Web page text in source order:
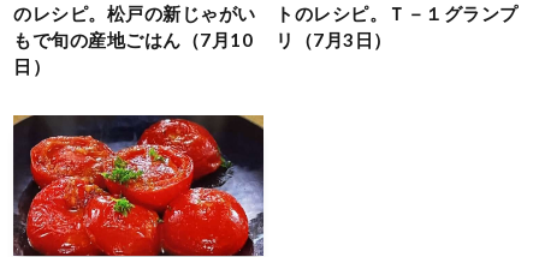
のレシピ。松戸の新じゃがい
もで旬の産地ごはん（7月10
日）
トのレシピ。Ｔ－１グランプ
リ（7月3日）